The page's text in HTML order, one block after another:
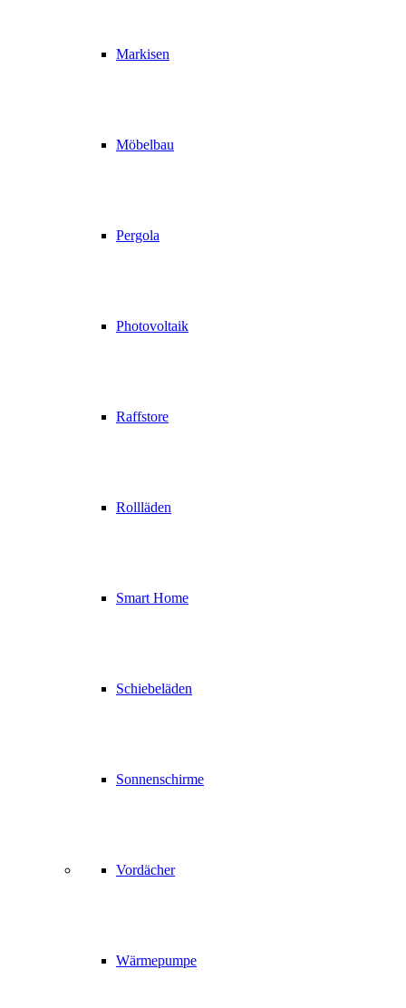
Markisen
Möbelbau
Pergola
Photovoltaik
Raffstore
Rollläden
Smart Home
Schiebeläden
Sonnenschirme
Vordächer
Wärmepumpe